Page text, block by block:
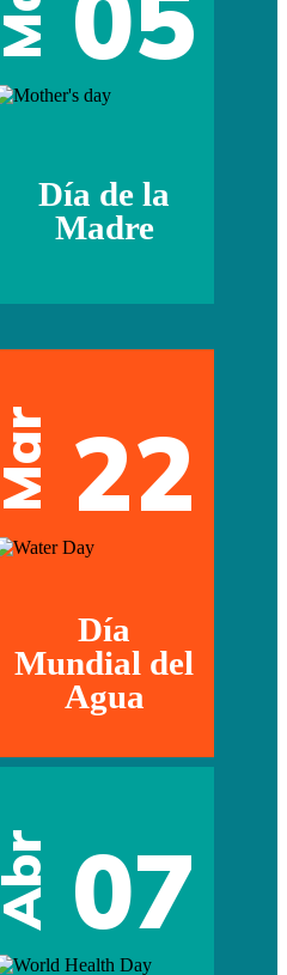
Día de la
Madre
Mar 22
Día
Mundial del
Agua
Abr 07